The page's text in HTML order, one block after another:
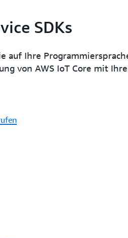
SDKs
auf Ihre
von AWS IoT Core mit